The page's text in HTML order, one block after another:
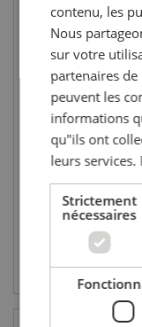
Treuil monophasé
230V pour levage et
CMU: 0.3 - 0.5 tonne(s)
contenu, les
Nous
sur votre
partenaires
peuvent les
informations
qu"ils ont
leurs services.
Strictement
nécessaires